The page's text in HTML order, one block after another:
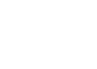
hinzufügen